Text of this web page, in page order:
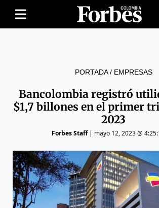
PORTADA/ EMPRESAS
Bancolombia registró
$1,7 billones en el primer
2023
Forbes Staff| mayo 12, 2023 @